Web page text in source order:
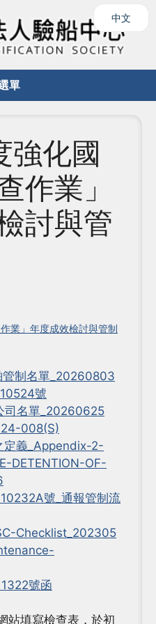
中文
單
強化國
作業」
討與管
業」年度成效檢討與管制
管制名單_20260803
號
司名單_20260625
008(S)
定義_Appendix-2-
DETENTION-OF-
號_通報管制流
Checklist_202305
號函
站填寫檢查表，於初